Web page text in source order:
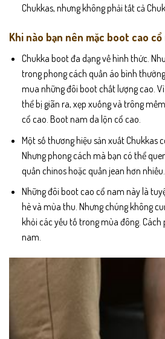
Chukkas, nhưng không phải tất cả
Khi nào bạn nên mặc boot cao cổ
Chukka boot đa dạng về hình thức.
trong phong cách quần áo bình
mua những đôi boot chất lượng cao.
thể bị giãn ra, xẹp xuống và trông
cổ cao. Boot nam da lộn cổ cao.
Một số thương hiệu sản xuất Chukkas
Nhưng phong cách mà bạn có thể
quần chinos hoặc quần jean hơn nhiều.
Những đôi boot cao cổ nam này là
hè và mùa thu. Nhưng chúng không
khỏi các yếu tố trong mùa đông.
nam.